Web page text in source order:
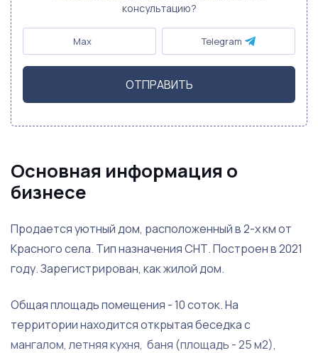
консультацию?
Max Telegram
ОТПРАВИТЬ
Основная информация о
бизнесе
Продается уютный дом, расположенный в 2-х км от
Красного села. Тип назначения СНТ. Построен в 2021
году. Зарегистрирован, как жилой дом.
Общая площадь помещения - 10 соток. На
территории находится открытая беседка с
мангалом, летняя кухня, баня (площадь - 25 м2),